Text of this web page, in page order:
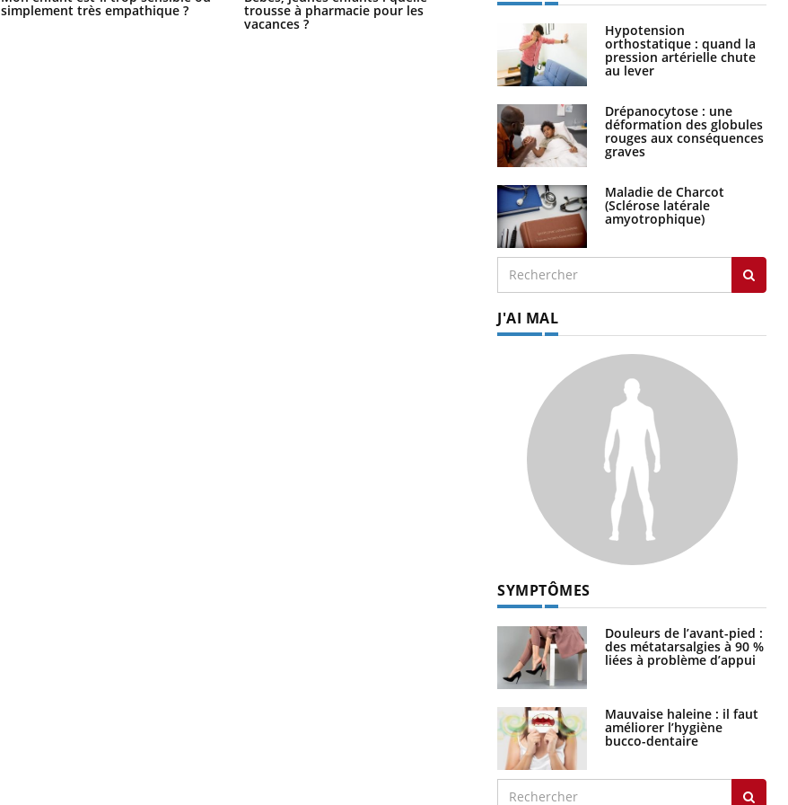
simplement très empathique ? trousse à pharmacie pour les
vacances ?
les meilleurs exercices physiques ?
Hypotension
orthostatique : quand la
pression artérielle chute
au lever
Drépanocytose : une
déformation des globules
rouges aux conséquences
graves
Maladie de Charcot
(Sclérose latérale
amyotrophique)
J'AI MAL
SYMPTÔMES
Douleurs de l’avant-pied :
des métatarsalgies à 90 %
liées à problème d’appui
Mauvaise haleine : il faut
améliorer l’hygiène
bucco-dentaire